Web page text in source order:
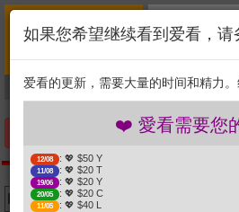
新闻
综艺 剧集
捐贈幫助
❤️ 愛
: 💖 $50 Y
11/08
19/06 : 💖 $20 Y
Latest updates
如果您希望继续看到爱看，
爱看的更新，需要大量的时间和精力
❤️ 愛看需要您的支
12/08 : 💖 $50 Y
11/08 : 💖 $20 T
19/06 : 💖 $20 Y
20/05 : 💖 $20 C
11/05 : 💖 $40 L